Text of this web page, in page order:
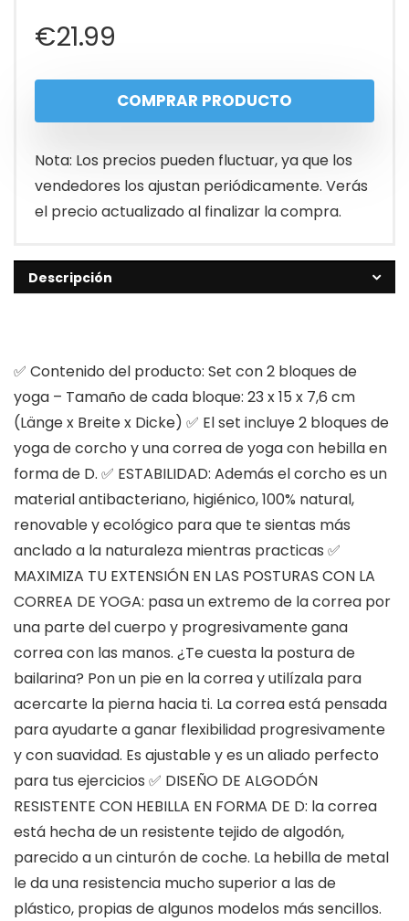
€21.99
COMPRAR PRODUCTO
Nota: Los precios pueden fluctuar, ya que los
vendedores los ajustan periódicamente. Verás
el precio actualizado al finalizar la compra.
Descripción
✅ Contenido del producto: Set con 2 bloques de
yoga – Tamaño de cada bloque: 23 x 15 x 7,6 cm
(Länge x Breite x Dicke) ✅ El set incluye 2 bloques de
yoga de corcho y una correa de yoga con hebilla en
forma de D. ✅ ESTABILIDAD: Además el corcho es un
material antibacteriano, higiénico, 100% natural,
renovable y ecológico para que te sientas más
anclado a la naturaleza mientras practicas ✅
MAXIMIZA TU EXTENSIÓN EN LAS POSTURAS CON LA
CORREA DE YOGA: pasa un extremo de la correa por
una parte del cuerpo y progresivamente gana
correa con las manos. ¿Te cuesta la postura de
bailarina? Pon un pie en la correa y utilízala para
acercarte la pierna hacia ti. La correa está pensada
para ayudarte a ganar flexibilidad progresivamente
y con suavidad. Es ajustable y es un aliado perfecto
para tus ejercicios ✅ DISEÑO DE ALGODÓN
RESISTENTE CON HEBILLA EN FORMA DE D: la correa
está hecha de un resistente tejido de algodón,
parecido a un cinturón de coche. La hebilla de metal
le da una resistencia mucho superior a las de
plástico, propias de algunos modelos más sencillos.